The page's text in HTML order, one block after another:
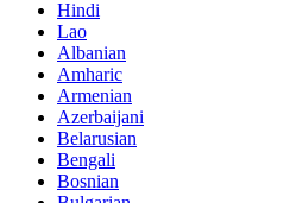
Hindi
Lao
Albanian
Amharic
Armenian
Azerbaijani
Belarusian
Bengali
Bosnian